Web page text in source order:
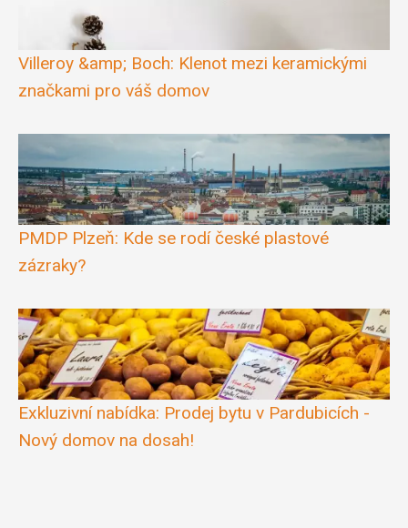
Villeroy &amp; Boch: Klenot mezi keramickými
značkami pro váš domov
PMDP Plzeň: Kde se rodí české plastové
zázraky?
Exkluzivní nabídka: Prodej bytu v Pardubicích -
Nový domov na dosah!